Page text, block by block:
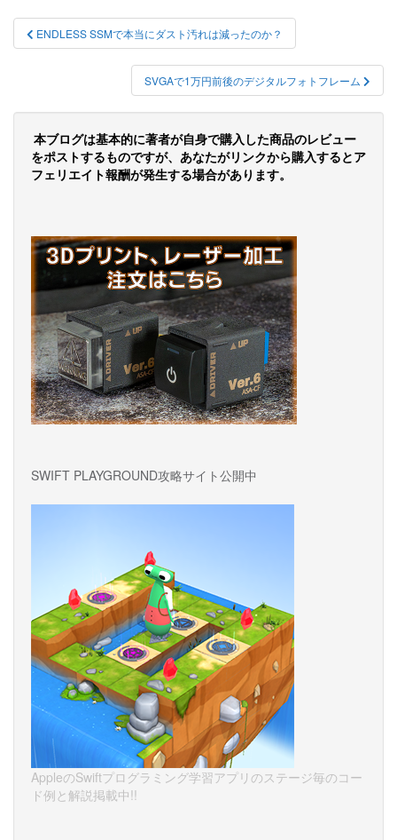
投
稿
ビ
ゲ
ー
ョ
ン
ENDLESS SSMで本当にダスト汚れは減ったのか？
SVGAで1万円前後のデジタルフォトフレーム
本ブログは基本的に著者が自身で購入した商品のレビュー
をポストするものですが、あなたがリンクから購入するとア
フェリエイト報酬が発生する場合があります。
SWIFT PLAYGROUND攻略サイト公開中
AppleのSwiftプログラミング学習アプリのステージ毎のコー
ド例と解説掲載中!!